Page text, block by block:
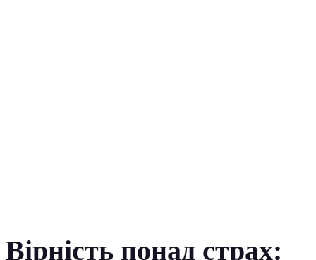
Вірність понад страх: